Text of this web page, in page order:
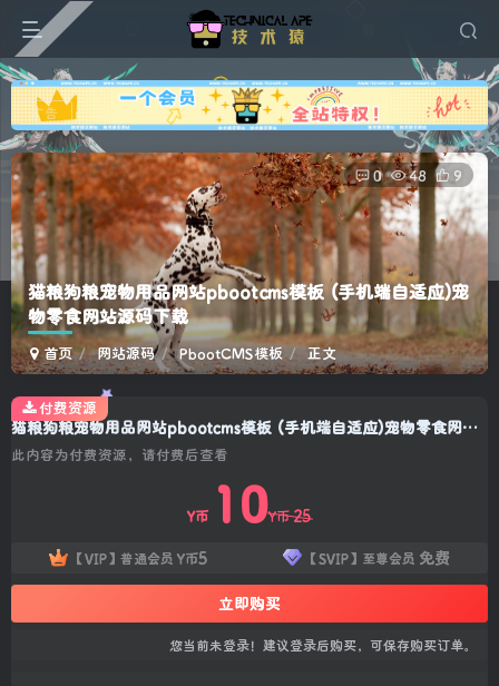
广告
猫粮狗粮宠物用品网站pbootcms模板 (手机端自适应)宠
物零食网站源码下载
首页 网站源码 PbootCMS模板 正文
0 48 9
猫粮狗粮宠物用品网站pbootcms模板 (手机端自适应)宠物零食网站源码下载
此内容为付费资源，请付费后查看
Y币 10Y币25
【VIP】普通会员 Y币5 【SVIP】至尊会员 免费
立即购买
您当前未登录！建议登录后购买，可保存购买订单。
付费资源